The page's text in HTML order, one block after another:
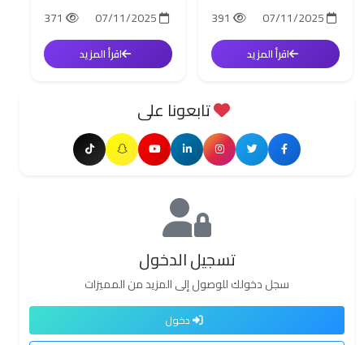
اقرأ المزيد اقرأ المزيد
تابعونا على
تسجيل الدخول
سجل دخولك للوصول إلى المزيد من المميزات
دخول